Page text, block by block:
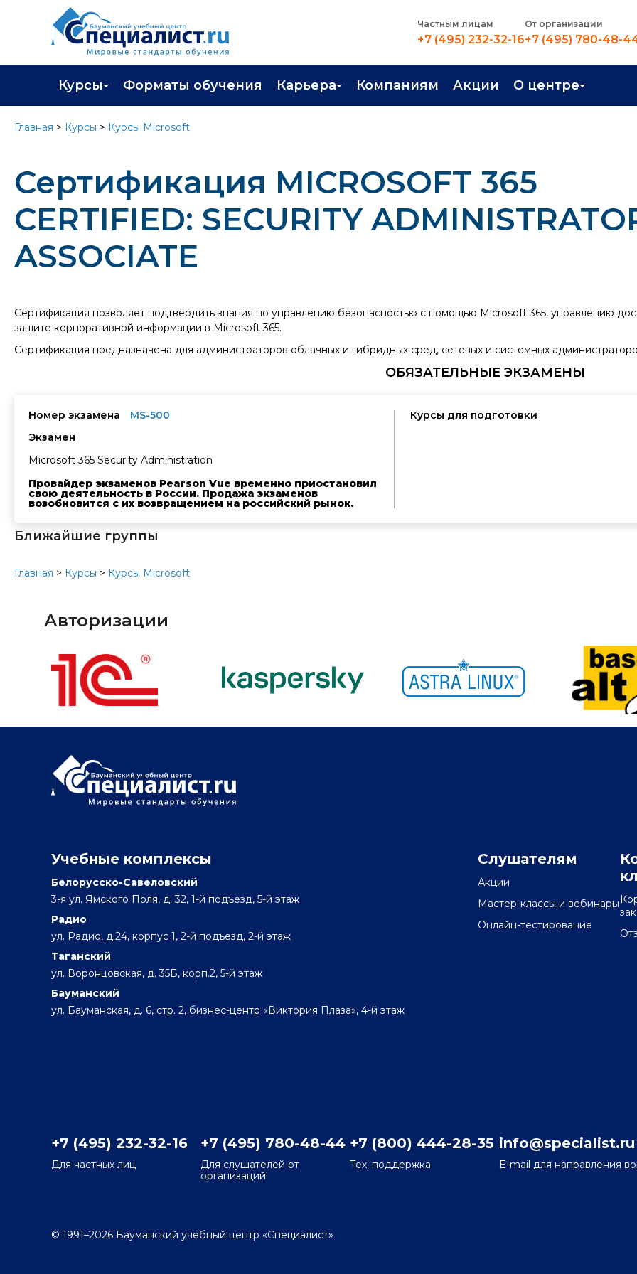
Частным лицам
+7 (495) 232-32-16
От организации
+7 (495) 780-48-
Курсы
Каталог курсов
Профессиональная переподготовка
Программа лояльности
Подарить сертификат на обучение
Форматы обучения Карьера
Трудоустройство
Компаниям Акции О центре
О центре
Вакансии
Главная > Курсы > Курсы Microsoft
Сертификация MICROSOFT 365
CERTIFIED: SECURITY
ASSOCIATE
Сертификация позволяет подтвердить знания по управлению безопасностью с помощью Microsoft 365, управлению
защите корпоративной информации в Microsoft 365.
Сертификация предназначена для администраторов облачных и гибридных сред, сетевых и системных
ОБЯЗАТЕЛЬНЫЕ ЭКЗАМЕНЫ
Номер экзамена
MS-500
Экзамен
Microsoft 365 Security Administration
Провайдер экзаменов Pearson Vue временно приостановил
свою деятельность в России. Продажа экзаменов
возобновится с их возвращением на российский рынок.
Курсы для подготовки
Ближайшие группы
Главная > Курсы > Курсы Microsoft
Авторизации
Учебные комплексы
Белорусско-Савеловский
3-я ул. Ямского Поля, д. 32, 1-й подъезд, 5-й этаж
Радио
ул. Радио, д.24, корпус 1, 2-й подъезд, 2-й этаж
Таганский
ул. Воронцовская, д. 35Б, корп.2, 5-й этаж
Бауманский
ул. Бауманская, д. 6, стр. 2, бизнес-центр «Виктория Плаза», 4-й этаж
Слушателям
Акции
Мастер-классы и вебинары
Онлайн-тестирование
+7 (495) 232-32-16
Для частных лиц
+7 (495) 780-48-44
Для слушателей от
организаций
+7 (800) 444-28-35
Тех. поддержка
info@specialist.ru
E-mail для направления
© 1991–2026 Бауманский учебный центр «Специалист»